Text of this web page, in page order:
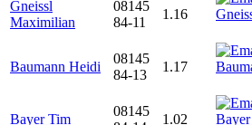
Gneissl
Maximilian
08145
84-11
1.16
Baumann Heidi
08145
84-13
1.17
Bayer Tim
08145
1.02